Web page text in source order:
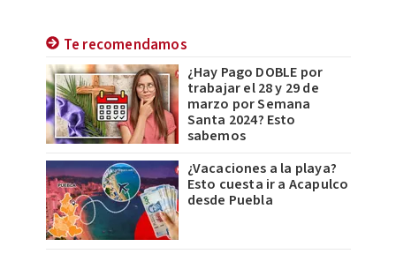
Te recomendamos
¿Hay Pago DOBLE por
trabajar el 28 y 29 de
marzo por Semana
Santa 2024? Esto
sabemos
¿Vacaciones a la playa?
Esto cuesta ir a Acapulco
desde Puebla